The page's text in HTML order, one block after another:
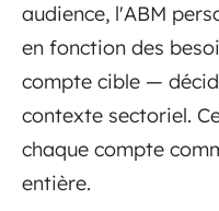
audience, l'ABM
en fonction des
compte cible —
contexte sectoriel.
chaque compte
entière.